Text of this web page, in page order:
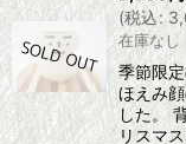
(税込:
在庫なし
季節限
ほえみ
した。
リスマ